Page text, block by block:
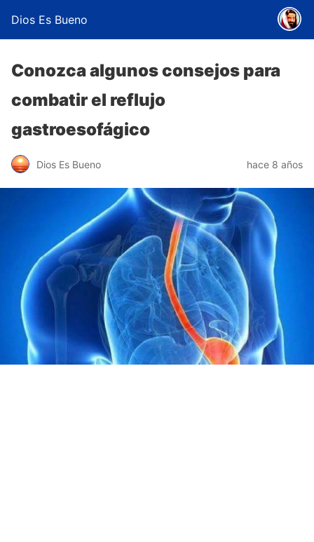
Dios Es Bueno
Conozca algunos consejos para
combatir el reflujo
gastroesofágico
Dios Es Bueno hace 8 años